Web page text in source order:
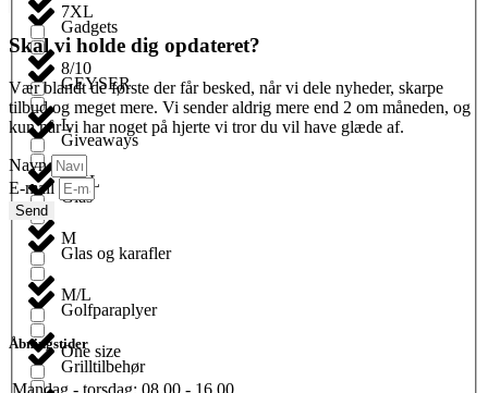
Gadgets
GEYSER
Giveaways
Glas
Glas og karafler
Golfparaplyer
Grilltilbehør
7XL
8/10
L
L/XL
M
M/L
One size
Skal vi holde dig opdateret?
Vær blandt de første der får besked, når vi dele nyheder, skarpe
tilbud og meget mere. Vi sender aldrig mere end 2 om måneden, og
kun når vi har noget på hjerte vi tror du vil have glæde af.
Navn
E-mail
Send
Åbningstider